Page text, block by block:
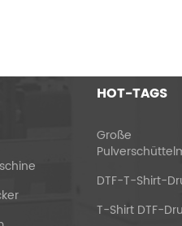
HOT-TAGS
Große
DTF-T-Shirt-
T-Shirt DTF-